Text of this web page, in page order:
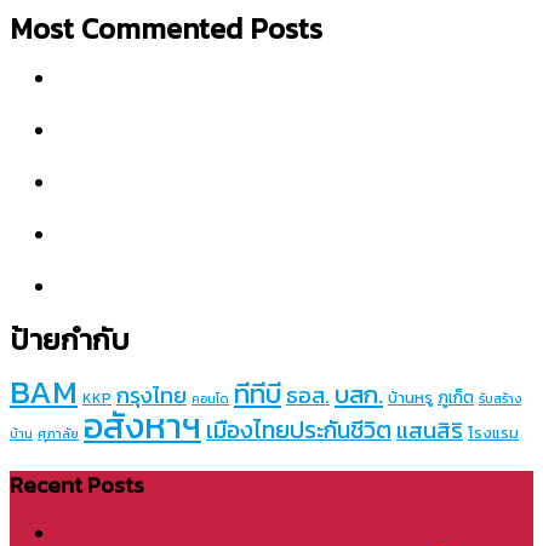
Most Commented Posts
ป้ายกำกับ
BAM KKP กรุงไทย คอนโด ทีทีบีธอส. บสก. บ้านหรู ภูเก็ต รับสร้าง
บ้าน ศุภาลัย อสังหาฯเมืองไทยประกันชีวิต แสนสิริ โรงแรม
Recent Posts